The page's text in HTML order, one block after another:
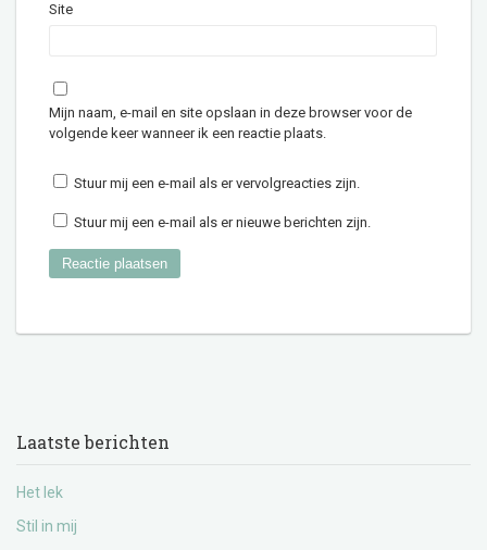
Site
Mijn naam, e-mail en site opslaan in deze browser voor de
volgende keer wanneer ik een reactie plaats.
Stuur mij een e-mail als er vervolgreacties zijn.
Stuur mij een e-mail als er nieuwe berichten zijn.
Laatste berichten
Het lek
Stil in mij